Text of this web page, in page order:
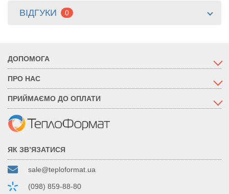
ВІДГУКИ 0
ДОПОМОГА
ПРО НАС
ПРИЙМАЄМО ДО ОПЛАТИ
ЯК ЗВ’ЯЗАТИСЯ
sale@teploformat.ua
(098) 859-88-80